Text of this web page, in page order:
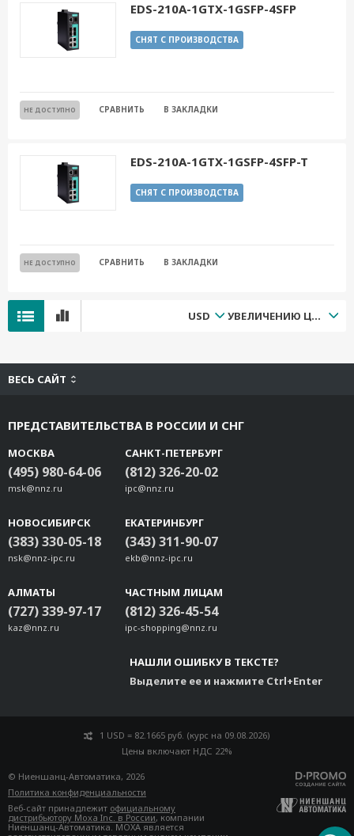
EDS-210A-1GTX-1GSFP-4SFP
СНЯТ С ПРОИЗВОДСТВА
НЕ ДОСТУПНО СРАВНИТЬ В ЗАКЛАДКИ
EDS-210A-1GTX-1GSFP-4SFP-T
СНЯТ С ПРОИЗВОДСТВА
НЕ ДОСТУПНО СРАВНИТЬ В ЗАКЛАДКИ
USD УВЕЛИЧЕНИЮ ЦЕНЫ
ВЕСЬ САЙТ
ПРЕДСТАВИТЕЛЬСТВА В РОССИИ И СНГ
МОСКВА
(495) 980-64-06
msk@nnz.ru
САНКТ-ПЕТЕРБУРГ
(812) 326-20-02
ipc@nnz.ru
НОВОСИБИРСК
(383) 330-05-18
nsk@nnz-ipc.ru
ЕКАТЕРИНБУРГ
(343) 311-90-07
ekb@nnz-ipc.ru
АЛМАТЫ
(727) 339-97-17
kaz@nnz.ru
ЧАСТНЫМ ЛИЦАМ
(812) 326-45-54
ipc-shopping@nnz.ru
НАШЛИ ОШИБКУ В ТЕКСТЕ?
Выделите ее и нажмите Ctrl+Enter
1 USD = 82.1665 руб. (курс на 09.08.2026)
Цены включают НДС 22%
© Ниеншанц-Автоматика, 2026
Политика конфиденциальности
Веб-сайт принадлежит официальному
дистрибьютору Moxa Inc. в России, компании
Ниеншанц-Автоматика. MOXA является